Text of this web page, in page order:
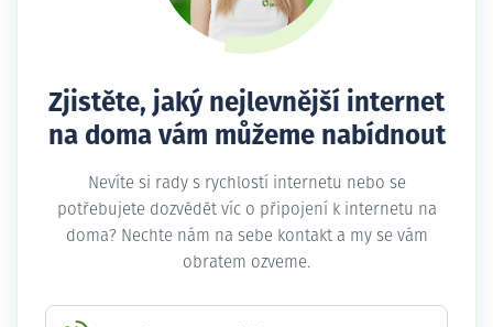
Zjistěte, jaký nejlevnější internet
na doma vám můžeme nabídnout
Nevíte si rady s rychlostí internetu nebo se
potřebujete dozvědět víc o připojení k internetu na
doma? Nechte nám na sebe kontakt a my se vám
obratem ozveme.